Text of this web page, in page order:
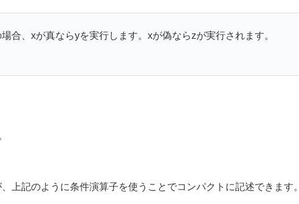
、xが真ならyを実行します。xが偽ならzが実行されます。
上記のように条件演算子を使うことでコンパクトに記述できます。